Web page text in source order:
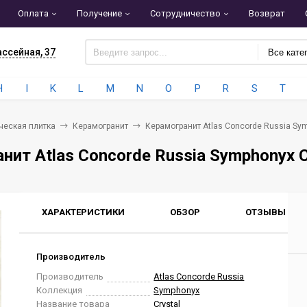
Оплата Получение Сотрудничество Возврат
37 Все
I K L M N O P R S T
плитка Керамогранит Керамогранит Atlas Concorde Russia
Atlas Concorde Russia
ХАРАКТЕРИСТИКИ ОБЗОР ОТЗЫВЫ
Производитель
Производитель
Atlas Concorde Russia
Коллекция
Symphonyx
Название товара
Crystal